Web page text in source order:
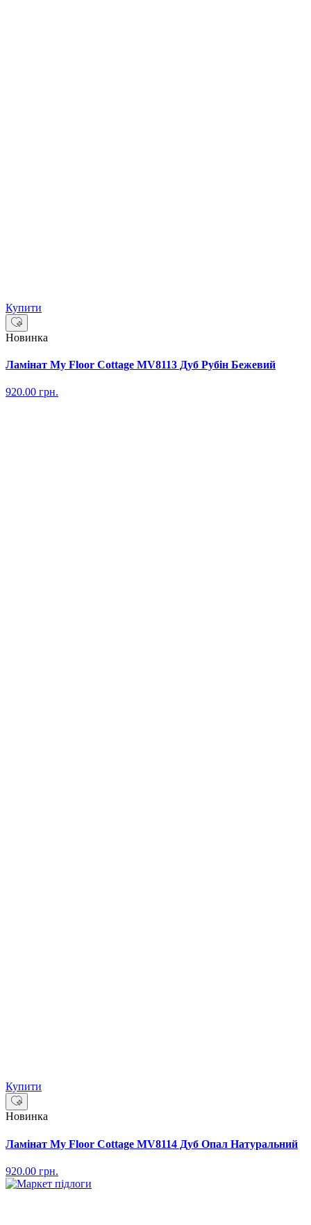
Купити
Новинка
Ламінат My Floor Cottage MV8113 Дуб Рубін Бежевий
920.00 грн.
Купити
Новинка
Ламінат My Floor Cottage MV8114 Дуб Опал Натуральний
920.00 грн.